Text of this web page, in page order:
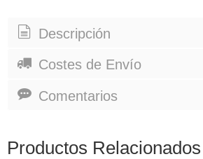
Descripción
Costes de Envío
Comentarios
Productos Relacionados